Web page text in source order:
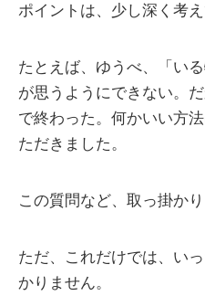
ポイントは、少し深く考え
たとえば、ゆうべ、「い
が思うようにできない。
で終わった。何かいい方
ただきました。
この質問など、取っ掛か
ただ、これだけでは、い
かりません。